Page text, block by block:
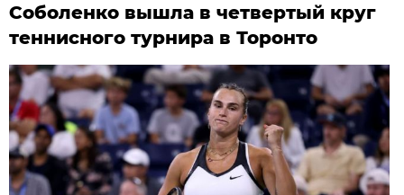
Соболенко вышла в четвертый круг
теннисного турнира в Торонто